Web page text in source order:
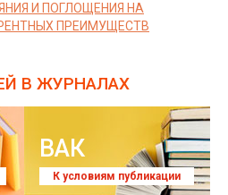
И ПОГЛОЩЕНИЯ НА
ПРЕИМУЩЕСТВ
В ЖУРНАЛАХ
ВАК
К условиям публикации